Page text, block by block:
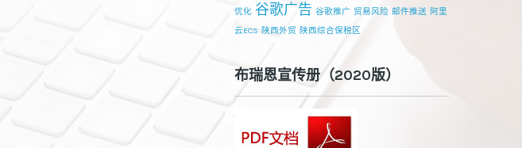
优化 谷歌广告 谷歌推广 贸易风险 邮件推送 阿里
云ECS 陕西外贸 陕西综合保税区
布瑞恩宣传册（2020版）